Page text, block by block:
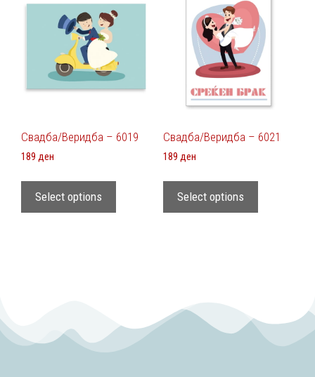
Свадба/Веридба – 6019
189 ден
Select options
Свадба/Веридба – 6021
189 ден
Select options